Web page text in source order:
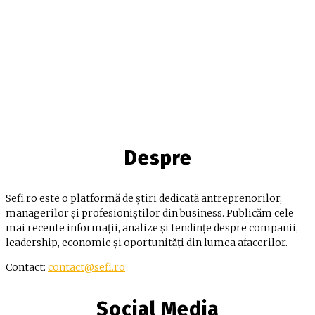
Despre
Sefi.ro este o platformă de știri dedicată antreprenorilor,
managerilor și profesioniștilor din business. Publicăm cele
mai recente informații, analize și tendințe despre companii,
leadership, economie și oportunități din lumea afacerilor.
Contact: contact@sefi.ro
Social Media